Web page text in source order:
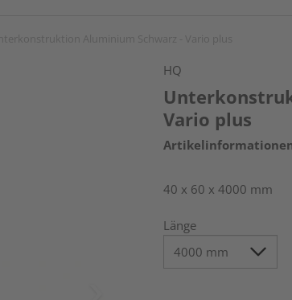
HQ
Vario plus
40 x 60 x 4000 mm
Länge